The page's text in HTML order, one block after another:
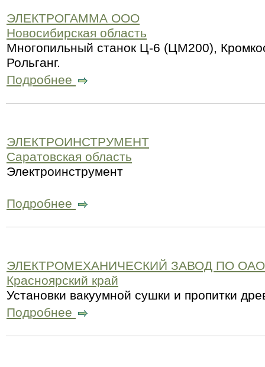
ЭЛЕКТРОГАММА ООО
Новосибирская область
Многопильный станок Ц-6 (ЦМ200),
Рольганг.
Подробнее
ЭЛЕКТРОИНСТРУМЕНТ
Саратовская область
Электроинструмент
Подробнее
ЭЛЕКТРОМЕХАНИЧЕСКИЙ ЗАВОД ПО
Красноярский край
Установки вакуумной сушки и пропитки
Подробнее